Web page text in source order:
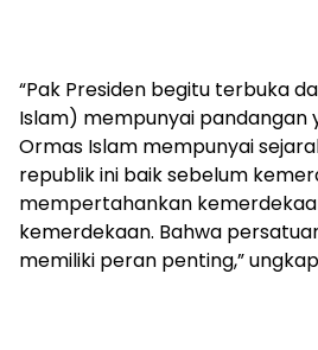
“Pak Presiden begitu terbuka
Islam) mempunyai pandangan
Ormas Islam mempunyai
republik ini baik sebelum
mempertahankan
kemerdekaan. Bahwa
memiliki peran penting,”